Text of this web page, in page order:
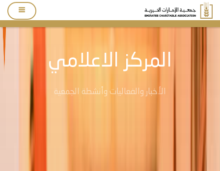
المركز الاعلامي
الأخبار والفعاليات وأنشطة الجمعية